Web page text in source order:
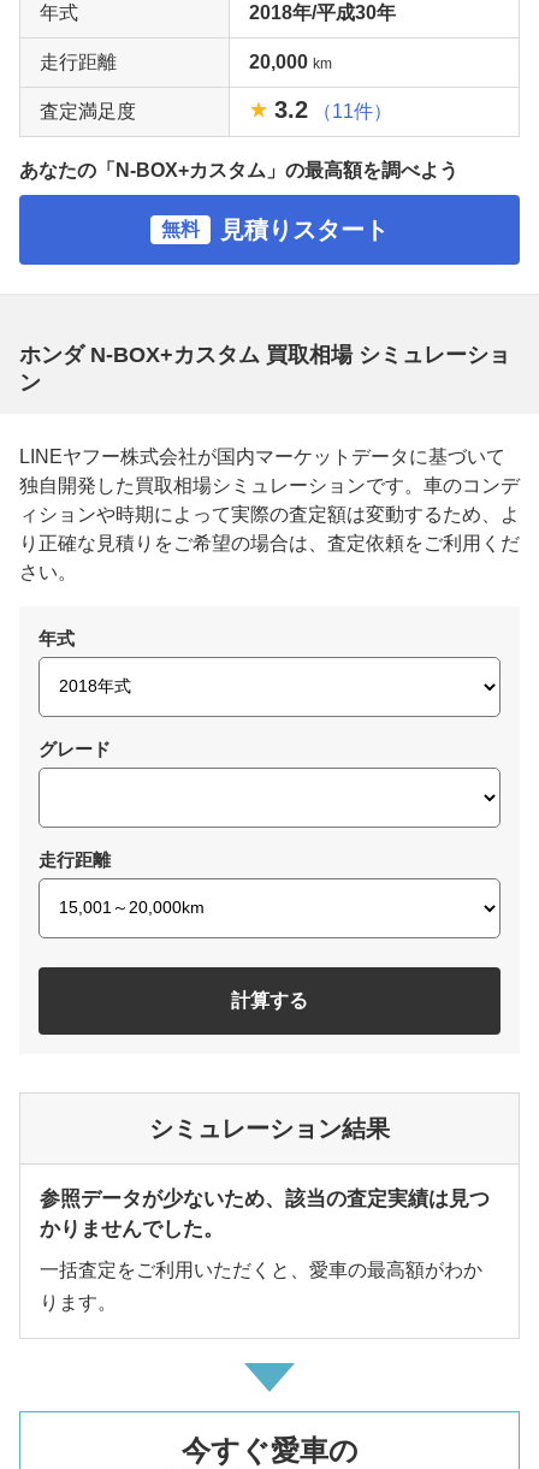
年式 2018年/平成30年
走行距離 20,000 km
査定満足度 3.2 （11件）
あなたの「N-BOX+カスタム」の最高額を調べよう
無料 見積りスタート
ホンダ N-BOX+カスタム 買取相場 シミュレーショ
ン
LINEヤフー株式会社が国内マーケットデータに基づいて
独自開発した買取相場シミュレーションです。車のコンデ
ィションや時期によって実際の査定額は変動するため、よ
り正確な見積りをご希望の場合は、査定依頼をご利用くだ
さい。
年式
グレード
走行距離
計算する
シミュレーション結果
参照データが少ないため、該当の査定実績は見つ
かりませんでした。
一括査定をご利用いただくと、愛車の最高額がわか
ります。
今すぐ愛車の